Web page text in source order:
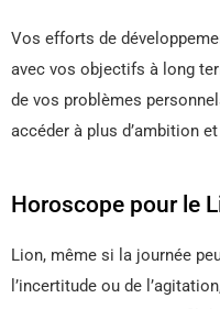
Vos efforts de
avec vos objectifs à long
de vos problèmes
accéder à plus d’ambition
Horoscope pour le
Lion, même si la journée
l’incertitude ou de